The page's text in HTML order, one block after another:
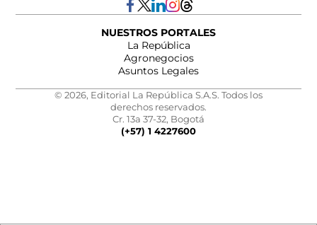
NUESTROS PORTALES
La República
Agronegocios
Asuntos Legales
© 2026, Editorial La República S.A.S. Todos los
derechos reservados.
Cr. 13a 37-32, Bogotá
(+57) 1 4227600